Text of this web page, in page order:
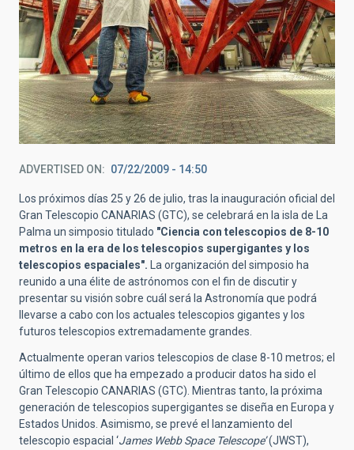
ADVERTISED ON 07/22/2009 - 14:50
Los próximos días 25 y 26 de julio, tras la inauguración oficial del
Gran Telescopio CANARIAS (GTC), se celebrará en la isla de La
Palma un simposio titulado "Ciencia con telescopios de 8-10
metros en la era de los telescopios supergigantes y los
telescopios espaciales". La organización del simposio ha
reunido a una élite de astrónomos con el fin de discutir y
presentar su visión sobre cuál será la Astronomía que podrá
llevarse a cabo con los actuales telescopios gigantes y los
futuros telescopios extremadamente grandes.
Actualmente operan varios telescopios de clase 8-10 metros; el
último de ellos que ha empezado a producir datos ha sido el
Gran Telescopio CANARIAS (GTC). Mientras tanto, la próxima
generación de telescopios supergigantes se diseña en Europa y
Estados Unidos. Asimismo, se prevé el lanzamiento del
telescopio espacial ‘James Webb Space Telescope’(JWST),